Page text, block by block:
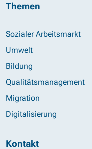
Themen
Sozialer Arbeitsmarkt
Umwelt
Bildung
Qualitätsmanagement
Migration
Digitalisierung
Kontakt